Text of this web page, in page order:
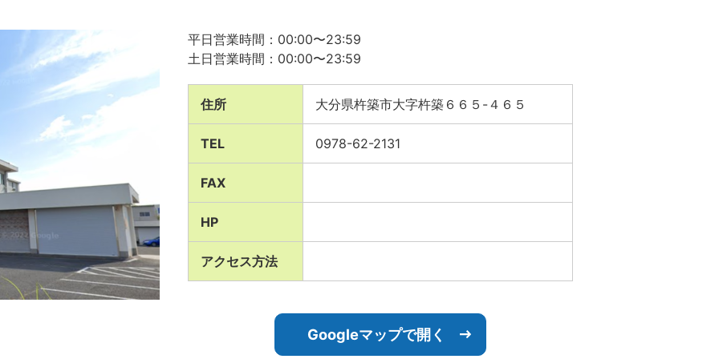
平日営業時間：00:00〜23:59
土日営業時間：00:00〜23:59
住所 大分県杵築市大字杵築６６５-４６５
TEL 0978-62-2131
FAX
HP
アクセス方法
Googleマップで開く